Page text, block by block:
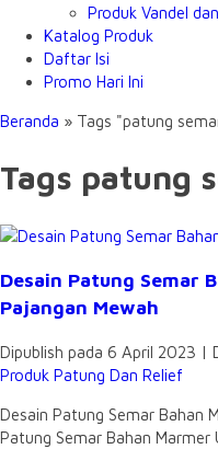
Produk Vandel
Katalog Produk
Daftar Isi
Promo Hari Ini
Beranda » Tags "patung
Tags patung
Desain Patung Semar
Pajangan Mewah
Dipublish pada 6 April 2023 |
Produk Patung Dan Relief
Desain Patung Semar Bahan
Patung Semar Bahan